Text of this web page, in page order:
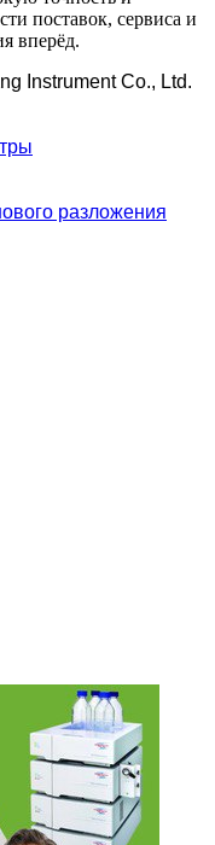
поставок, сервиса и
вперёд.
Instrument Co., Ltd.
разложения